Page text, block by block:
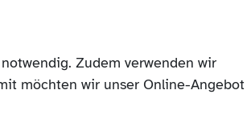
Zudem verwenden wir
möchten wir unser Online-Angebot